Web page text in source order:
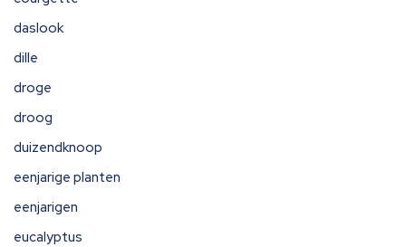
daslook
dille
droge
droog
duizendknoop
eenjarige planten
eenjarigen
eucalyptus